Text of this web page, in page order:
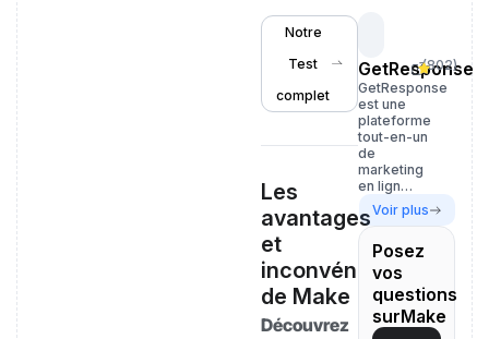
Notre
Test
complet
Les
avantages
et
inconvénients
de Make
Découvrez
GetResponse
(802)
GetResponse
est une
plateforme
tout-en-un
de
marketing
en lign…
Voir plus
Posez
vos
questions
surMake